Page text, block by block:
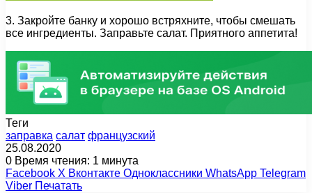
3. Закройте банку и хорошо встряхните, чтобы смешать
все ингредиенты. Заправьте салат. Приятного аппетита!
Теги
заправка салат французский
25.08.2020
0 Время чтения: 1 минута
Facebook X Вконтакте Одноклассники WhatsApp Telegram
Viber Печатать